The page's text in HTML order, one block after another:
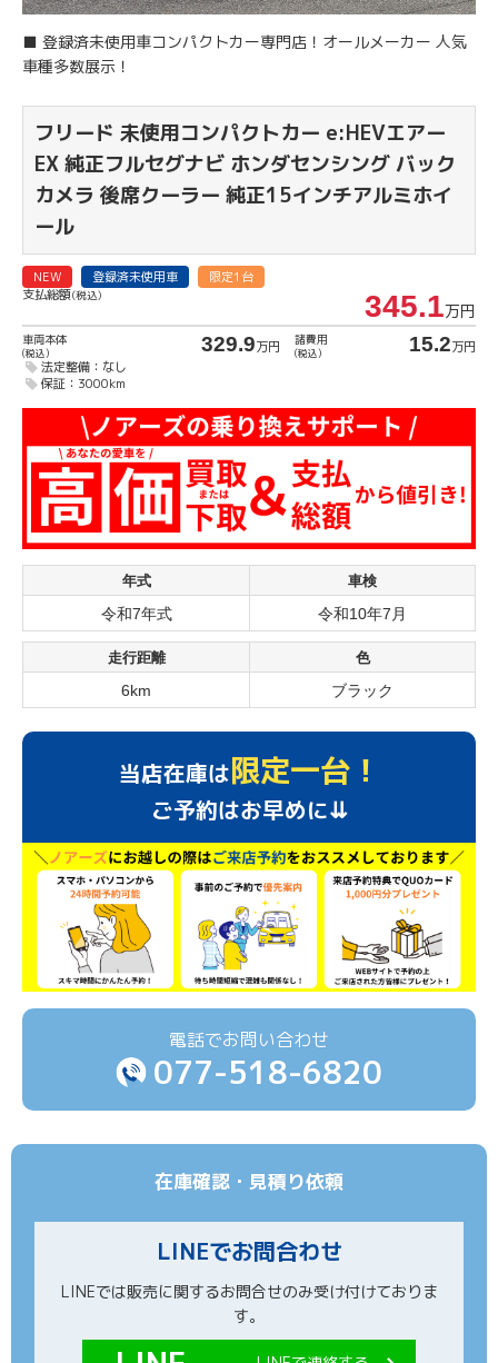
フリード 未使用コンパクトカー e:HEVエアー
EX 純正フルセグナビ ホンダセンシング バック
カメラ 後席クーラー 純正15インチアルミホイ
ール
■ 登録済未使用車コンパクトカー専門店！オールメーカー 人気
車種多数展示！
NEW 登録済未使用車
限定1台
支払総額(税込) 345.1万円
車両本体
(税込) 329.9万円 諸費用
(税込) 15.2万円
法定整備：なし
保証：3000km
年式 車検
令和7年式 令和10年7月
走行距離 色
6km ブラック
当店在庫は限定一台！
ご予約はお早めに⇊
電話でお問い合わせ
077-518-6820
在庫確認・見積り依頼
LINEでお問合わせ
LINEでは販売に関するお問合せのみ受け付けておりま
す。